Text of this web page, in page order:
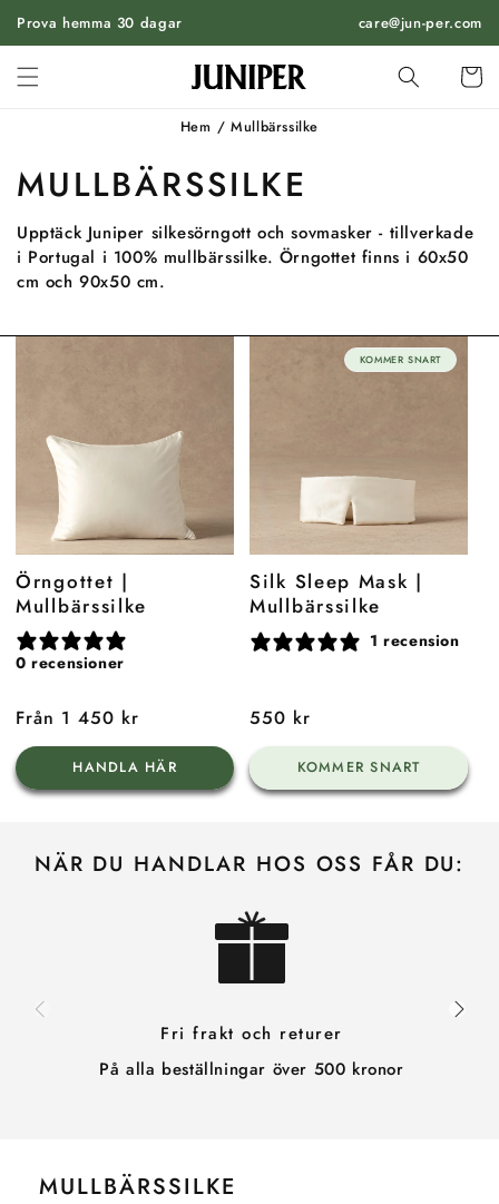
TILL
INNEHÅLL
Prova hemma 30 dagar care@jun-per.com
Vagn
Hem / Mullbärssilke
MULLBÄRSSILKE
Upptäck Juniper silkesörngott och sovmasker - tillverkade
i Portugal i 100% mullbärssilke. Örngottet finns i 60x50
cm och 90x50 cm.
Örngottet |
Mullbärssilke
0 recensioner
Ordinarie
pris
Från 1 450 kr
HANDLA HÄR
KOMMER SNART
Silk Sleep Mask |
Mullbärssilke
1 recension
Ordinarie
pris
550 kr
KOMMER SNART
NÄR DU HANDLAR HOS OSS FÅR DU:
Fri frakt och returer
På alla beställningar över 500 kronor
MULLBÄRSSILKE